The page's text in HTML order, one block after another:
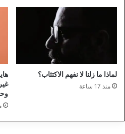
لماذا ما زلنا لا نفهم الاكتئاب؟
منذ 17 ساعة